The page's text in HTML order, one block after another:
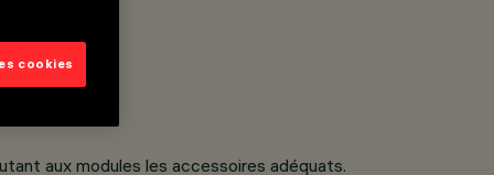
aux modules les accessoires adéquats.
cookies